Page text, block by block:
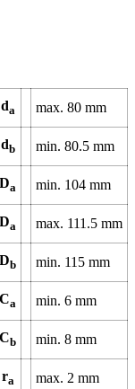
da max. 80 mm
db min. 80.5 mm
Da min. 104 mm
Da max. 111.5 mm
Db min. 115 mm
Ca min. 6 mm
Cb min. 8 mm
ra max. 2 mm